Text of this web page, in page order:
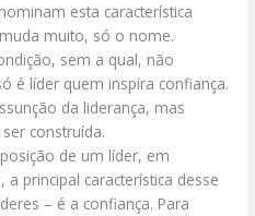
esta característica
muito, só o nome.
sem a qual, não
é líder quem inspira confiança.
da liderança, mas
construída.
de um líder, em
principal característica desse
– é a confiança. Para